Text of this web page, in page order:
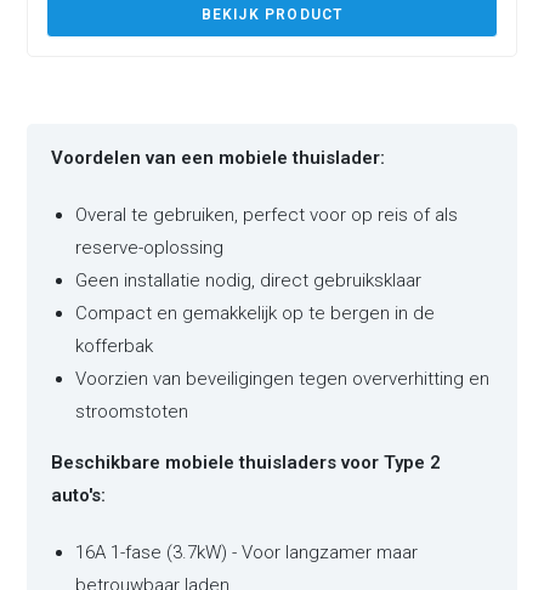
BEKIJK PRODUCT
Voordelen van een mobiele thuislader:
Overal te gebruiken, perfect voor op reis of als
reserve-oplossing
Geen installatie nodig, direct gebruiksklaar
Compact en gemakkelijk op te bergen in de
kofferbak
Voorzien van beveiligingen tegen oververhitting en
stroomstoten
Beschikbare mobiele thuisladers voor Type 2
auto's:
16A 1-fase (3.7kW) - Voor langzamer maar
betrouwbaar laden